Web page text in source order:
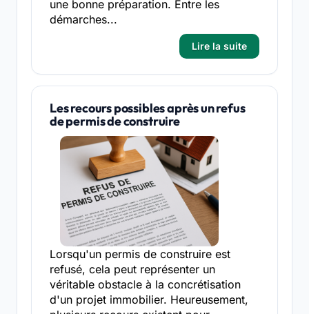
une bonne préparation. Entre les
démarches...
Lire la suite
Les recours possibles après un refus
de permis de construire
Lorsqu'un permis de construire est
refusé, cela peut représenter un
véritable obstacle à la concrétisation
d'un projet immobilier. Heureusement,